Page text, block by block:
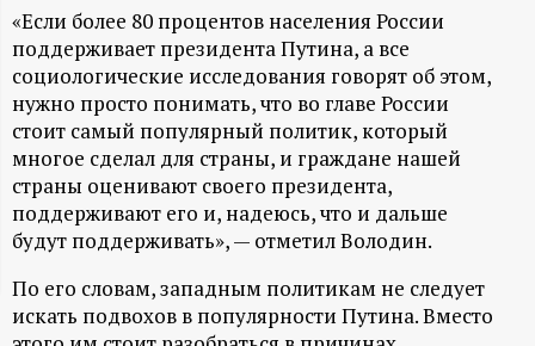
ф
о
р
м
а
ц
«Если более 80 процентов населения России
поддерживает президента Путина, а все
социологические исследования говорят об этом,
нужно просто понимать, что во главе России
стоит самый популярный политик, который
многое сделал для страны, и граждане нашей
страны оценивают своего президента,
поддерживают его и, надеюсь, что и дальше
будут поддерживать», — отметил Володин.
По его словам, западным политикам не следует
искать подвохов в популярности Путина. Вместо